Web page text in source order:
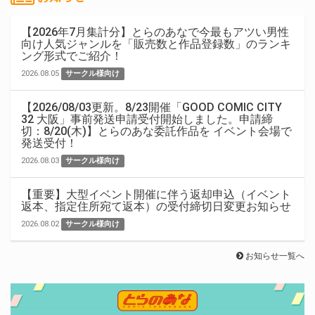
【2026年7月集計分】とらのあなで今最もアツい男性
向け人気ジャンルを「販売数と作品登録数」のランキ
ング形式でご紹介！
2026.08.05 サークル様向け
【2026/08/03更新。8/23開催「GOOD COMIC CITY
32 大阪」事前発送申請受付開始しました。申請締
切：8/20(木)】とらのあな委託作品を イベント会場で
発送受付！
2026.08.03 サークル様向け
【重要】大型イベント開催に伴う返却申込（イベント
返本、指定住所宛て返本）の受付締切日変更お知らせ
2026.08.02 サークル様向け
お知らせ一覧へ